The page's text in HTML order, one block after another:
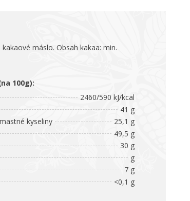
máslo. Obsah kakaa: min.
100g):
2460/590 kJ/kcal
41 g
kyseliny
25,1 g
49,5 g
30 g
g
7 g
<0,1 g